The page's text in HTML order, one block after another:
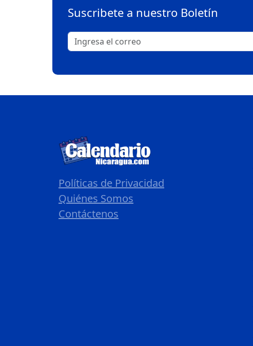
Suscribete a nuestro Boletín
Políticas de Privacidad
Quiénes Somos
Contáctenos